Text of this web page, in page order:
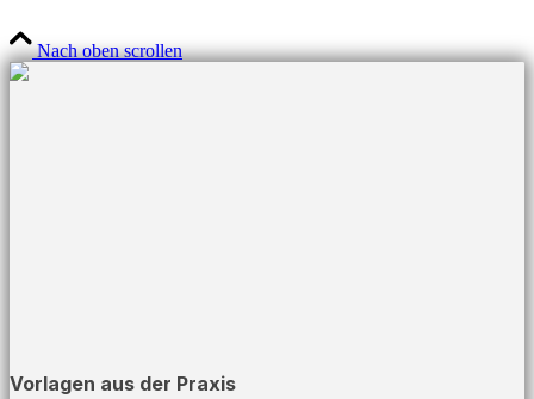
Nach oben scrollen
Vorlagen aus der Praxis